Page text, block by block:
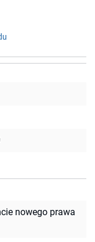
nowego prawa